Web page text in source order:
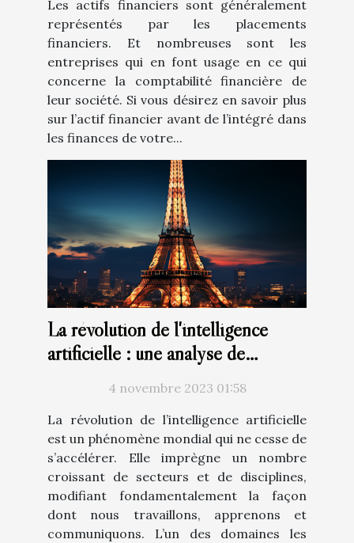
Les actifs financiers sont généralement
représentés par les placements
financiers. Et nombreuses sont les
entreprises qui en font usage en ce qui
concerne la comptabilité financière de
leur société. Si vous désirez en savoir plus
sur l’actif financier avant de l’intégré dans
les finances de votre...
La révolution de l'intelligence
artificielle : une analyse de
ChatGPT en français
4 novembre 2023 01:58
La révolution de l’intelligence artificielle
est un phénomène mondial qui ne cesse de
s’accélérer. Elle imprègne un nombre
croissant de secteurs et de disciplines,
modifiant fondamentalement la façon
dont nous travaillons, apprenons et
communiquons. L’un des domaines les